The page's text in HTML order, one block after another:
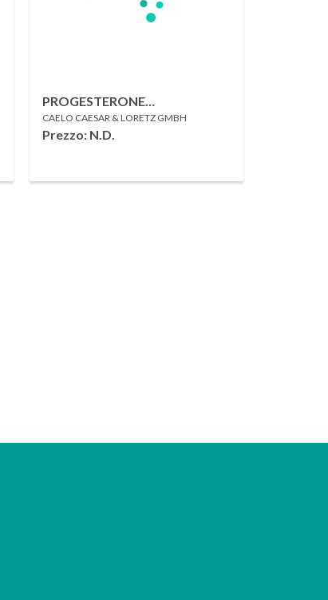
PROGESTERONE
MICRONIZZATO 5G
CAELO CAESAR & LORETZ GMBH
Prezzo: N.D.